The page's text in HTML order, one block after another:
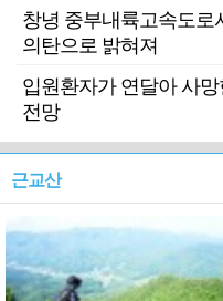
창녕 중부내륙고속도
의탄으로 밝혀져
입원환자가 연달아 사
전망
근교산